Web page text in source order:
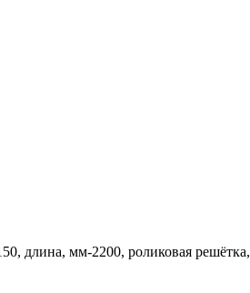
длина, мм-2200, роликовая